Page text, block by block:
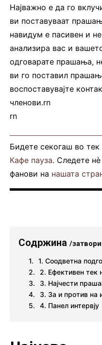
Најважно е да го
ви поставуваат
навидум е пасивен и
анализира вас и
одговарате прашања,
ви го поставил
воспоставувајте
членови.rn
rn
Бидете секогаш во
Кафе пауза. Следете нè
фанови на нашата
Содржина /затвори
1. Соодветна
2. Ефективен тек
3. Најчести
3. За и против на
4. Панел интервју